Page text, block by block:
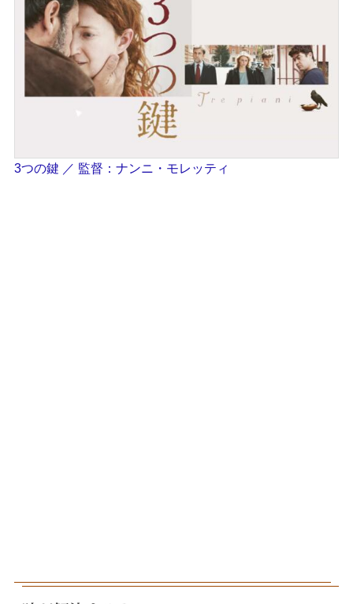
3つの鍵 ／ 監督：ナンニ・モレッティ